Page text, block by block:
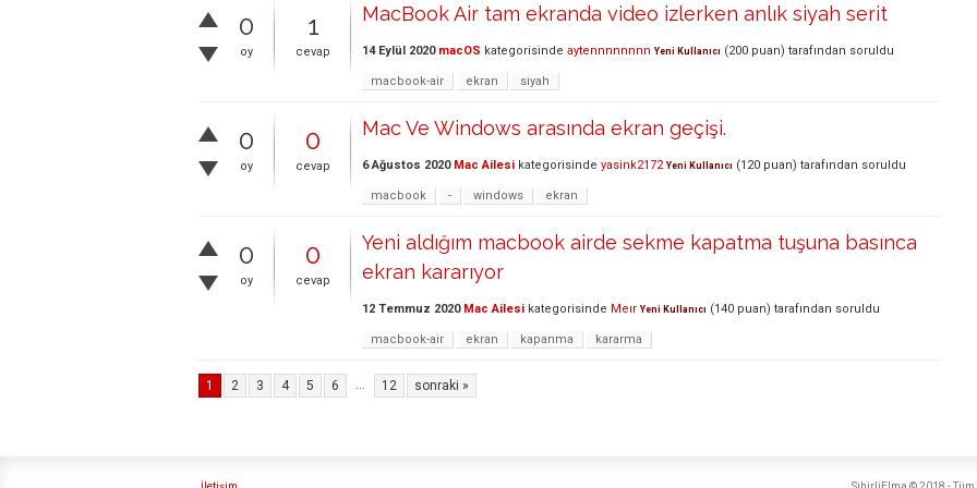
0
oy
1
cevap
MacBook Air tam ekranda video izlerken anlık siyah serit
14 Eylül 2020 macOS kategorisinde aytennnnnnnn Yeni Kullanıcı (200 puan) tarafından soruldu
macbook-air ekran siyah
0
oy
0
cevap
Mac Ve Windows arasında ekran geçişi.
6 Ağustos 2020 Mac Ailesi kategorisinde yasink2172 Yeni Kullanıcı (120 puan) tarafından soruldu
macbook - windows ekran
0
oy
0
cevap
Yeni aldığım macbook airde sekme kapatma tuşuna basınca
ekran kararıyor
12 Temmuz 2020 Mac Ailesi kategorisinde Meır Yeni Kullanıcı (140 puan) tarafından soruldu
macbook-air ekran kapanma kararma
1 2 3 4 5 6 ... 12 sonraki »